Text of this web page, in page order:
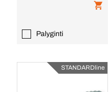
Palyginti
STANDARDline